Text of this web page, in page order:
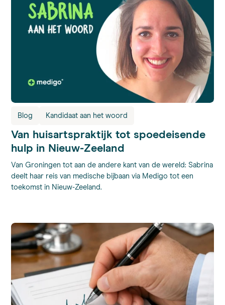
Blog Kandidaat aan het woord
Van huisartspraktijk tot spoedeisende
hulp in Nieuw-Zeeland
Van Groningen tot aan de andere kant van de wereld: Sabrina
deelt haar reis van medische bijbaan via Medigo tot een
toekomst in Nieuw-Zeeland.